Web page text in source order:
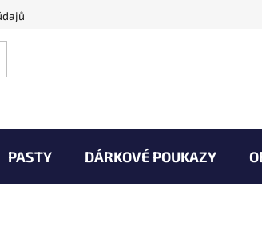
PASTY DÁRKOVÉ POUKAZY